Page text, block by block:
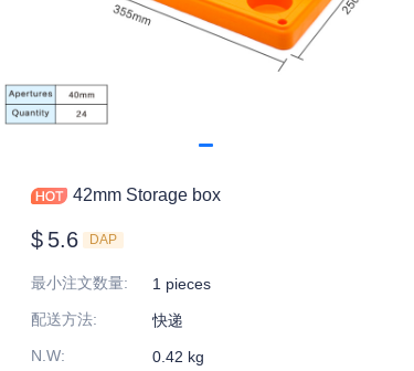
42mm Storage box
$ 5.6 DAP
最小注文数量:
1 pieces
配送方法:
快递
N.W:
0.42 kg